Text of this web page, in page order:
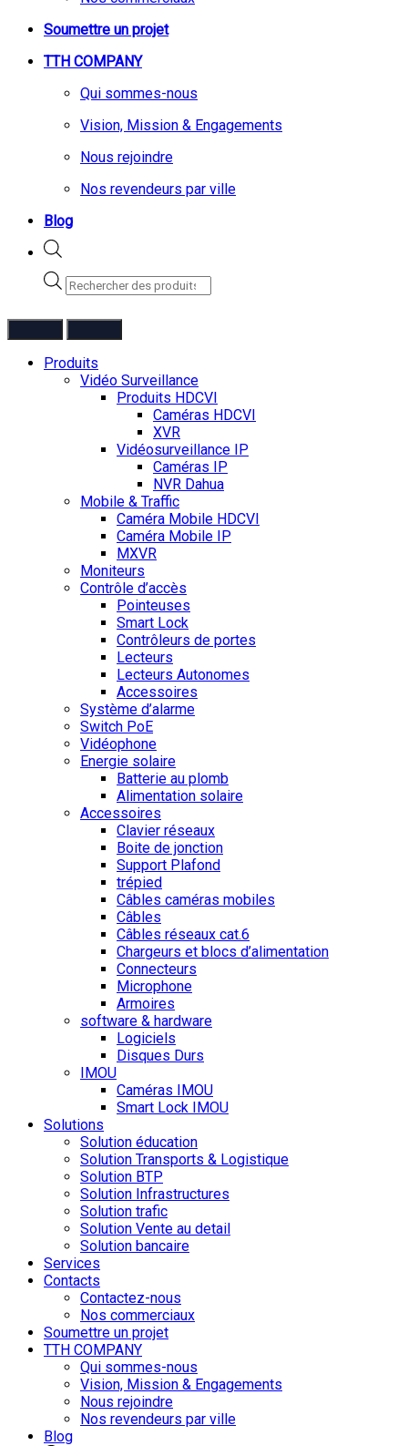
Soumettre un projet
TTH COMPANY
Qui sommes-nous
Vision, Mission & Engagements
Nous rejoindre
Nos revendeurs par ville
Blog
Recherche
de
Produits
Vidéo Surveillance
Produits HDCVI
Caméras HDCVI
XVR
Vidéosurveillance IP
Caméras IP
NVR Dahua
Mobile & Traffic
Caméra Mobile HDCVI
Caméra Mobile IP
MXVR
Moniteurs
Contrôle d’accès
Pointeuses
Smart Lock
Contrôleurs de portes
Lecteurs
Lecteurs Autonomes
Accessoires
Système d’alarme
Switch PoE
Vidéophone
Energie solaire
Batterie au plomb
Alimentation solaire
Accessoires
Clavier réseaux
Boite de jonction
Support Plafond
trépied
Câbles caméras mobiles
Câbles
Câbles réseaux cat.6
Chargeurs et blocs d’alimentation
Connecteurs
Microphone
Armoires
software & hardware
Logiciels
Disques Durs
IMOU
Caméras IMOU
Smart Lock IMOU
Solutions
Solution éducation
Solution Transports & Logistique
Solution BTP
Solution Infrastructures
Solution trafic
Solution Vente au detail
Solution bancaire
Services
Contacts
Contactez-nous
Nos commerciaux
Soumettre un projet
TTH COMPANY
Qui sommes-nous
Vision, Mission & Engagements
Nous rejoindre
Nos revendeurs par ville
Blog